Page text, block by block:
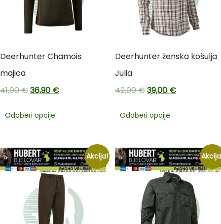
Deerhunter Chamois
majica
41,00€36,90 €
Odaberi opcije
Deerhunter ženska košulja
Julia
42,00€39,00 €
Odaberi opcije
Akcija!